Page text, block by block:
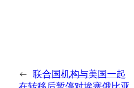
← 联合国机构与美国一起